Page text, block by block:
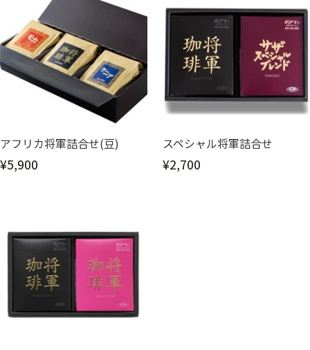
アフリカ将軍詰合せ(豆)
¥5,900
スペシャル将軍詰合せ
¥2,700